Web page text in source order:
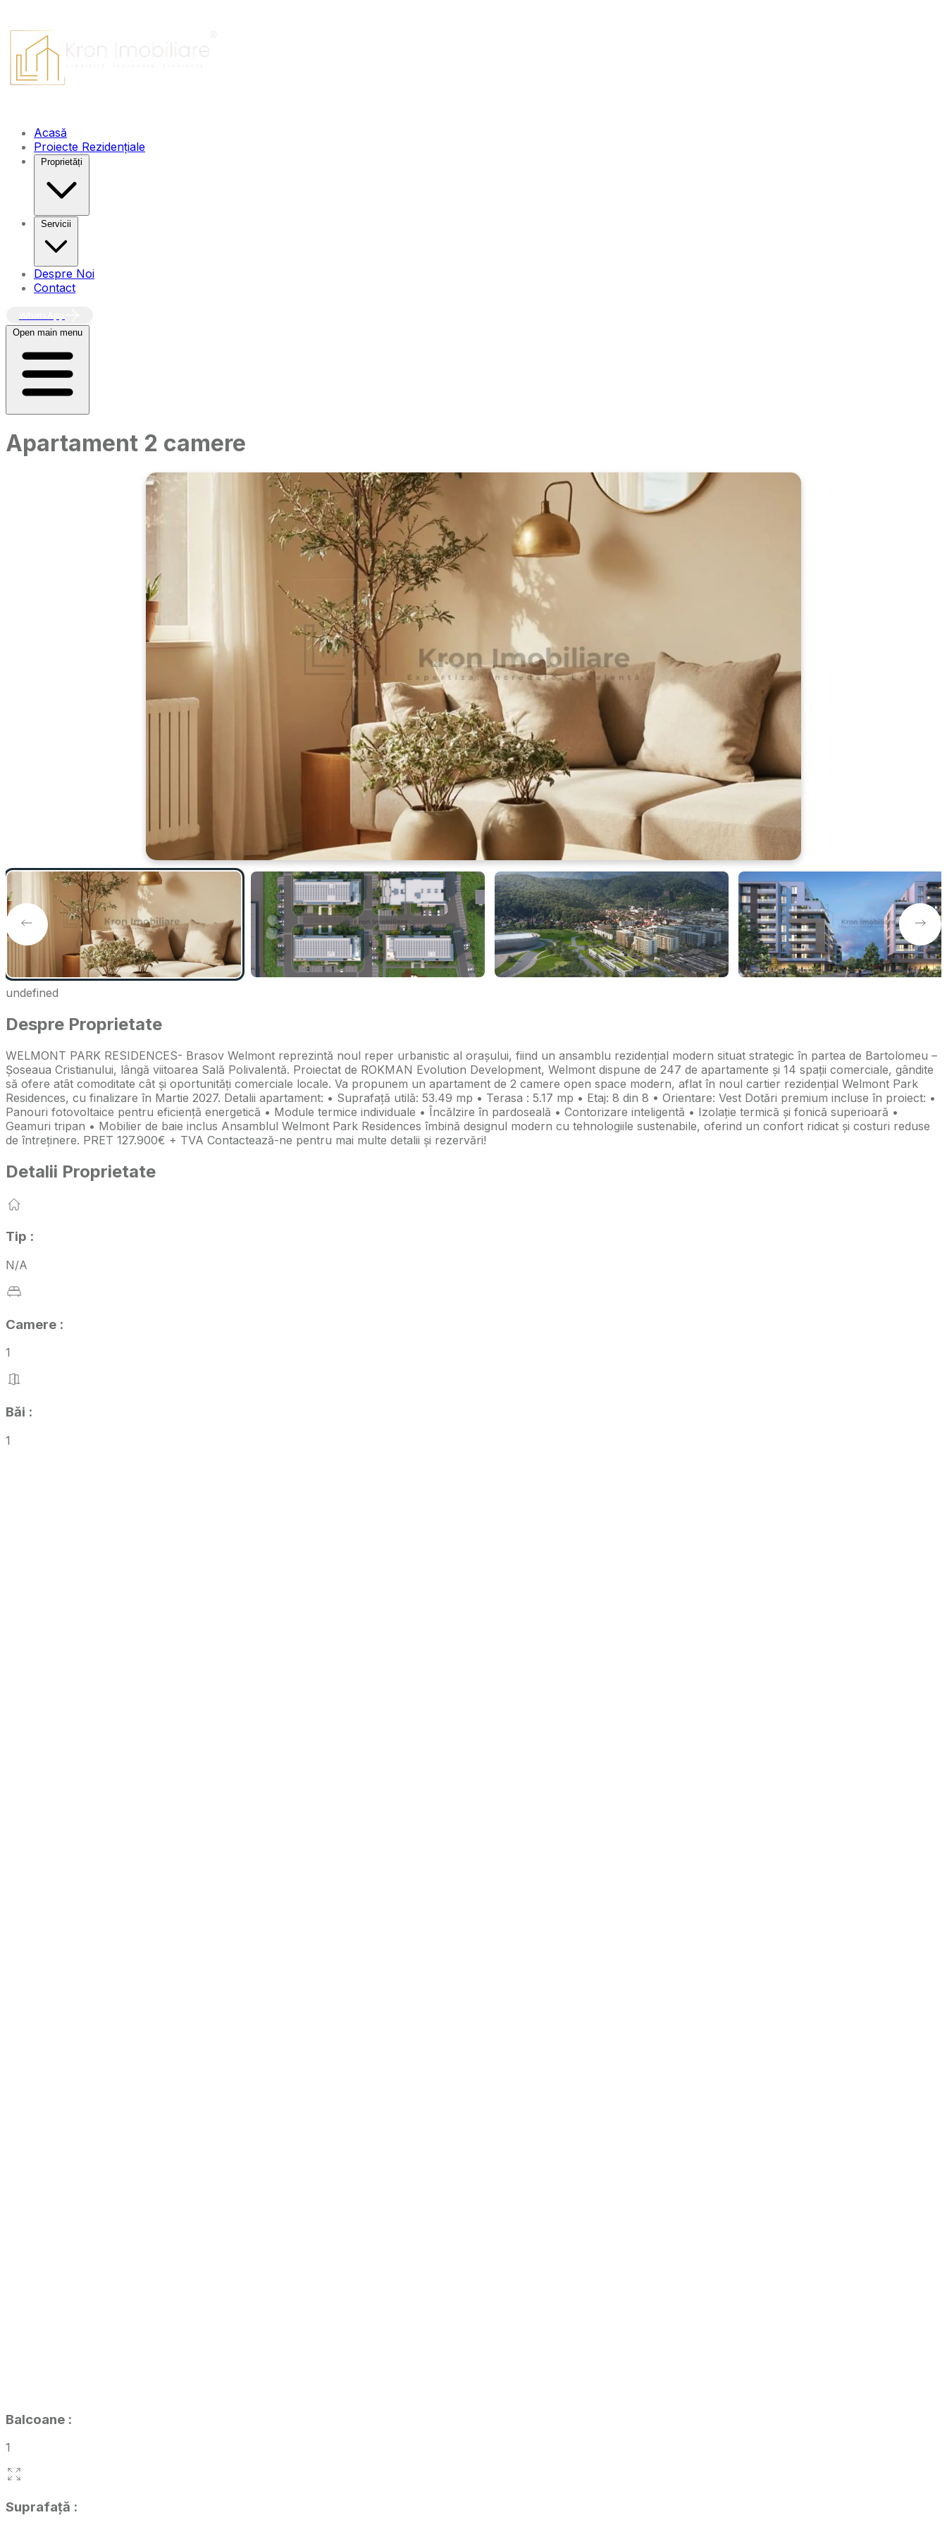
Acasă
Proiecte Rezidențiale
Proprietăți
Servicii
Despre Noi
Contact
Open main menu
Apartament 2 camere
undefined
Despre Proprietate
WELMONT PARK RESIDENCES- Brasov Welmont reprezintă noul reper urbanistic al orașului, fiind un ansamblu rezidențial modern situat strategic în partea de Bartolomeu –
Șoseaua Cristianului, lângă viitoarea Sală Polivalentă. Proiectat de ROKMAN Evolution Development, Welmont dispune de 247 de apartamente și 14 spații comerciale, gândite
să ofere atât comoditate cât și oportunități comerciale locale. Va propunem un apartament de 2 camere open space modern, aflat în noul cartier rezidențial Welmont Park
Residences, cu finalizare în Martie 2027. Detalii apartament: • Suprafață utilă: 53.49 mp • Terasa : 5.17 mp • Etaj: 8 din 8 • Orientare: Vest Dotări premium incluse în proiect: •
Panouri fotovoltaice pentru eficiență energetică • Module termice individuale • Încălzire în pardoseală • Contorizare inteligentă • Izolație termică și fonică superioară •
Geamuri tripan • Mobilier de baie inclus Ansamblul Welmont Park Residences îmbină designul modern cu tehnologiile sustenabile, oferind un confort ridicat și costuri reduse
de întreținere. PRET 127.900€ + TVA Contactează-ne pentru mai multe detalii și rezervări!
Detalii Proprietate
Tip :
N/A
Camere :
1
Băi :
1
Balcoane :
1
Suprafață :